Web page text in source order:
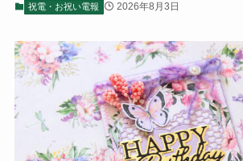
お見舞い・お礼
就任・昇進祝い
移転・開店・受賞祝い
選挙
祝電・お祝い電報 2026年8月3日